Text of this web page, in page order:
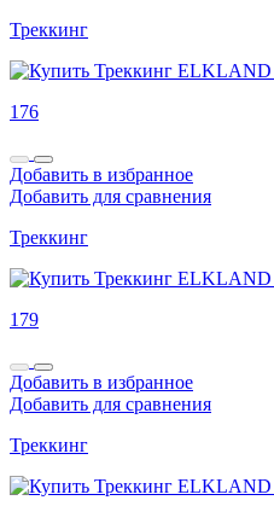
Треккинг
176
Добавить в избранное
Добавить для сравнения
Треккинг
179
Добавить в избранное
Добавить для сравнения
Треккинг